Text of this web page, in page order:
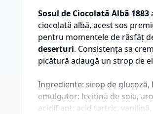
Sosul de Ciocolată Albă 1883
ciocolată albă, acest sos
pentru momentele de răsfăț
deserturi. Consistența sa
picătură adaugă un strop de
Ingrediente: sirop de glucoză,
emulgator: lecitină de soia,
acidifiant: acid tartric,